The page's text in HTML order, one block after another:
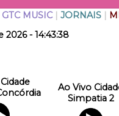
GTC MUSIC| JORNAIS|
- 14:43:39
Ao Vivo
Simpatia 2